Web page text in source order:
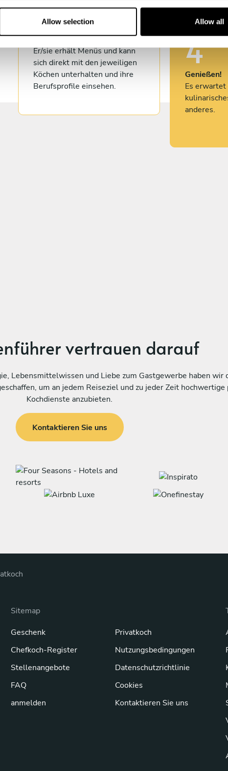
Allow selection Allow all
3
Wählen
Er/sie erhält Menüs und kann
sich direkt mit den jeweiligen
Köchen unterhalten und ihre
Berufsprofile einsehen.
4
Genießen!
Es
anderes.
vertrauen darauf
Lebensmittelwissen und Liebe zum Gastgewerbe haben wir
um an jedem Reiseziel und zu jeder Zeit hochwertige
Kochdienste anzubieten.
Kontaktieren Sie uns
Sitemap
Geschenk
Chefkoch-Register
Stellenangebote
FAQ
anmelden
Privatkoch
Nutzungsbedingungen
Datenschutzrichtlinie
Cookies
Kontaktieren Sie uns